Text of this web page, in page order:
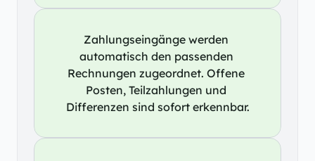
Zahlungseingänge werden
automatisch den passenden
Rechnungen zugeordnet. Offene
Posten, Teilzahlungen und
Differenzen sind sofort erkennbar.